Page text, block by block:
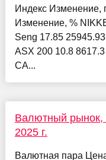
Индекс Изменение,
Изменение, %
Seng 17.85
ASX 200 10.8
CA...
Валютный рынок,
2025 г.
Валютная пара